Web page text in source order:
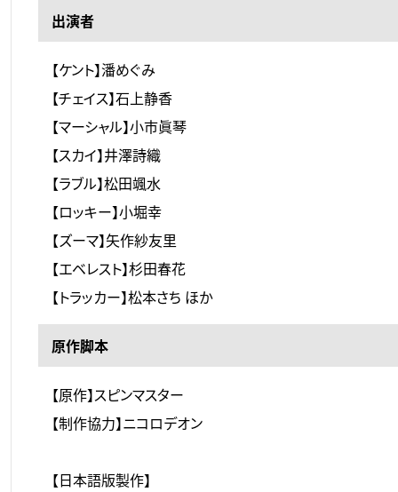
出演者
【ケント】潘めぐみ
【チェイス】石上静香
【マーシャル】小市眞琴
【スカイ】井澤詩織
【ラブル】松田颯水
【ロッキー】小堀幸
【ズーマ】矢作紗友里
【エベレスト】杉田春花
【トラッカー】松本さち ほか
原作脚本
【原作】スピンマスター
【制作協力】ニコロデオン
【日本語版製作】